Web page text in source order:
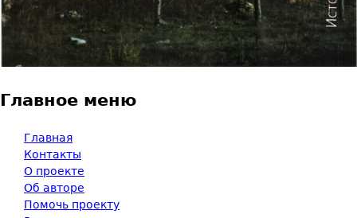
Главное меню
Главная
Контакты
О проекте
Об авторе
Помочь проекту